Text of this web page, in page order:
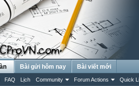
FAQ Lịch Community Forum Actions Quick
Bài gửi hôm nay Bài viết mới